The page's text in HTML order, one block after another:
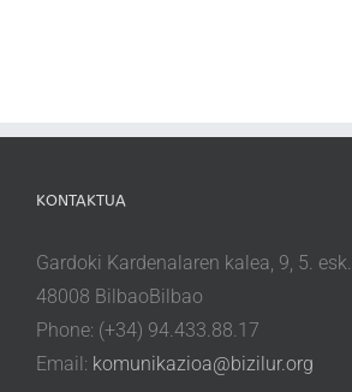
KONTAKTUA
Gardoki Kardenalaren kalea, 9, 5. esk.
48008 BilbaoBilbao
Phone: (+34) 94.433.88.17
Email: komunikazioa@bizilur.org